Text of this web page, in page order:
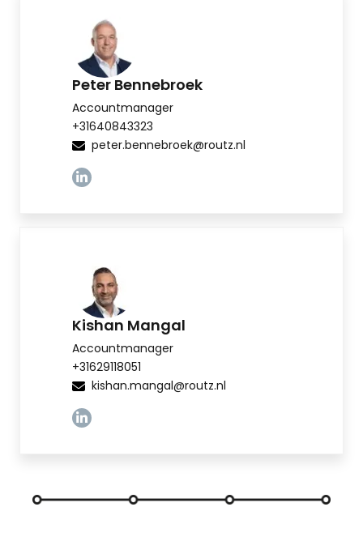
Peter Bennebroek
Accountmanager
+31640843323
peter.bennebroek@routz.nl
Linkedin
Kishan Mangal
Accountmanager
+31629118051
kishan.mangal@routz.nl
Linkedin